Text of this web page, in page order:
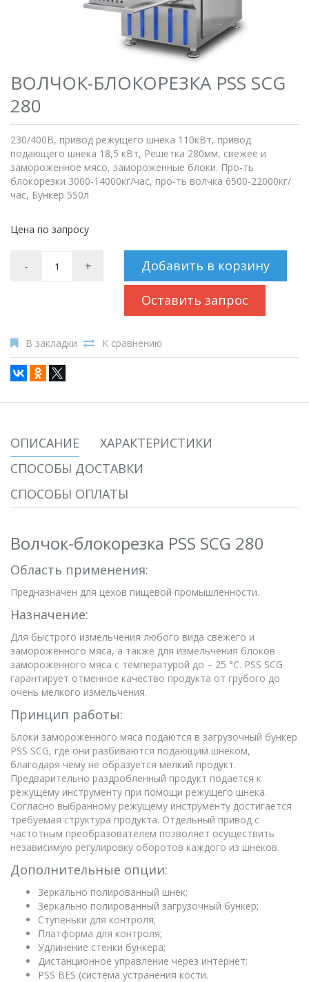
ВОЛЧОК-БЛОКОРЕЗКА PSS SCG
280
230/400В, привод режущего шнека 110кВт, привод
подающего шнека 18,5 кВт, Решетка 280мм, свежее и
замороженное мясо, замороженные блоки. Про-ть
блокорезки 3000-14000кг/час, про-ть волчка 6500-22000кг/
час, Бункер 550л
Цена по запросу
- + Добавить в корзину
Оставить запрос
В закладки К сравнению
ОПИСАНИЕ
ХАРАКТЕРИСТИКИ
СПОСОБЫ ДОСТАВКИ
СПОСОБЫ ОПЛАТЫ
Волчок-блокорезка PSS SCG 280
Область применения:
Предназначен для цехов пищевой промышленности.
Назначение:
Для быстрого измельчения любого вида свежего и
замороженного мяса, а также для измельчения блоков
замороженного мяса с температурой до – 25 °C. PSS SCG
гарантирует отменное качество продукта от грубого до
очень мелкого измельчения.
Принцип работы:
Блоки замороженного мяса подаются в загрузочный бункер
PSS SCG, где они разбиваются подающим шнеком,
благодаря чему не образуется мелкий продукт.
Предварительно раздробленный продукт подается к
режущему инструменту при помощи режущего шнека.
Согласно выбранному режущему инструменту достигается
требуемая структура продукта. Отдельный привод с
частотным преобразователем позволяет осуществить
независимую регулировку оборотов каждого из шнеков.
Дополнительные опции:
Зеркально полированный шнек;
Зеркально полированный загрузочный бункер;
Ступеньки для контроля;
Платформа для контроля;
Удлинение стенки бункера;
Дистанционное управление через интернет;
PSS BES (система устранения кости.